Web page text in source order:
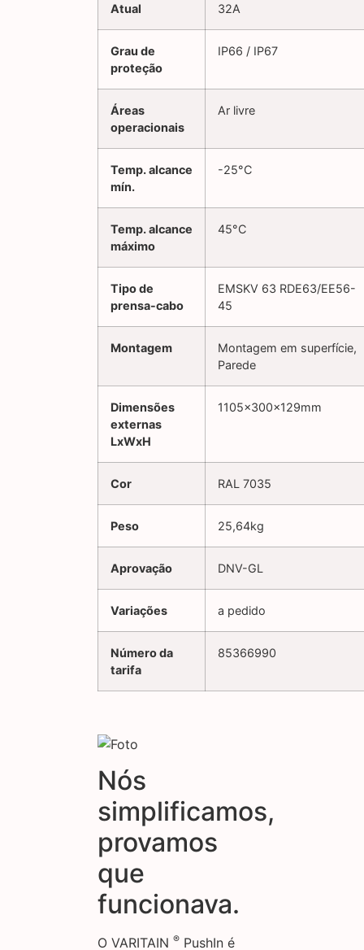
Atual 32A
Grau de
proteção
IP66 / IP67
Áreas
operacionais
Ar livre
Temp. alcance
mín.
-25°C
Temp. alcance
máximo
45°C
Tipo de
prensa-cabo
EMSKV 63 RDE63/EE56-
45
Montagem
Montagem em superfície,
Parede
Dimensões
externas
LxWxH
1105x300x129mm
Cor RAL 7035
Peso 25,64kg
Aprovação DNV-GL
Variações a pedido
Número da
tarifa
85366990
Nós
simplificamos,
provamos
que
funcionava.
O VARITAIN ® PushIn é